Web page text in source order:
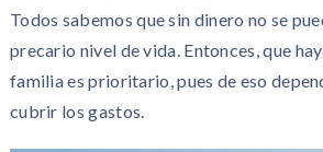
Todos sabemos que sin dinero no se
precario nivel de vida. Entonces, que
familia es prioritario, pues de eso
cubrir los gastos.